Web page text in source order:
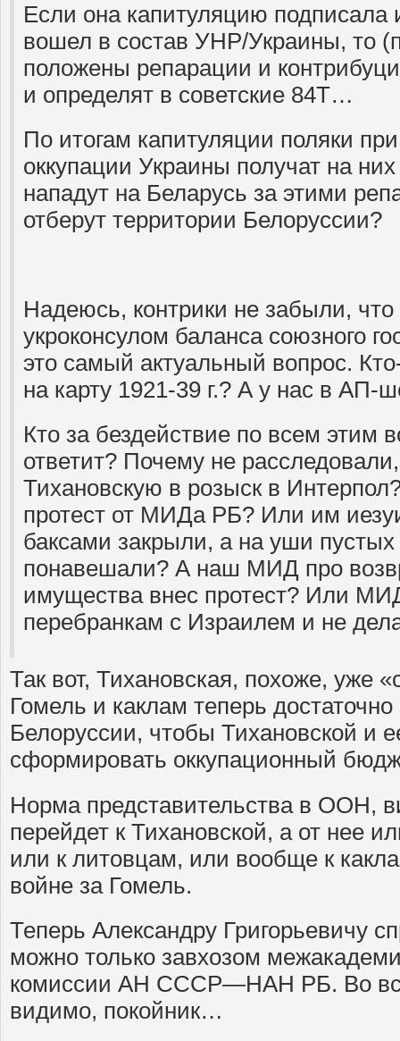
Если она капитуляцию подписала
вошел в состав УНР/Украины, то
положены репарации и
и определят в советские 84Т…
По итогам капитуляции поляки
оккупации Украины получат на
нападут на Беларусь за этими
отберут территории Белоруссии?
Надеюсь, контрики не забыли, что
укроконсулом баланса союзного
это самый актуальный вопрос.
на карту 1921-39 г.? А у нас в АП-
Кто за бездействие по всем
ответит? Почему не
Тихановскую в розыск в
протест от МИДа РБ? Или им
баксами закрыли, а на уши
понавешали? А наш МИД про
имущества внес протест? Или
перебранкам с Израилем и не
Так вот, Тихановская, похоже, уже
Гомель и каклам теперь достаточно
Белоруссии, чтобы Тихановской и
сформировать оккупационный
Норма представительства в ООН,
перейдет к Тихановской, а от нее
или к литовцам, или вообще к
войне за Гомель.
Теперь Александру Григорьевичу
можно только завхозом
комиссии АН СССР—НАН РБ. Во
видимо, покойник…